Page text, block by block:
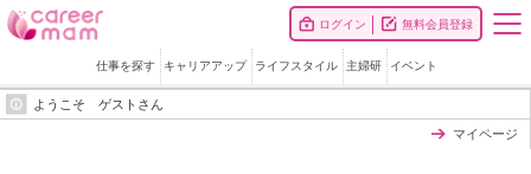
ログイン 無料会員登録
仕事を探す キャリアアップ ライフスタイル 主婦研 イベント
ようこそ ゲストさん
マイページ